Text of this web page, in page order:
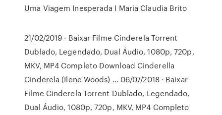
Uma Viagem Inesperada I Maria Claudia Brito
21/02/2019 · Baixar Filme Cinderela Torrent
Dublado, Legendado, Dual Áudio, 1080p, 720p,
MKV, MP4 Completo Download Cinderella
Cinderela (Ilene Woods) … 06/07/2018 · Baixar
Filme Cinderela Torrent Dublado, Legendado,
Dual Áudio, 1080p, 720p, MKV, MP4 Completo